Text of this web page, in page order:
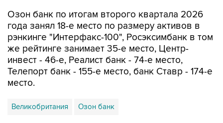
Озон банк по итогам второго квартала 2026
года занял 18-е место по размеру активов в
рэнкинге "Интерфакс-100", Росэксимбанк в том
же рейтинге занимает 35-е место, Центр-
инвест - 46-е, Реалист банк - 74-е место,
Телепорт банк - 155-е место, банк Ставр - 174-е
место.
Великобритания Озон банк